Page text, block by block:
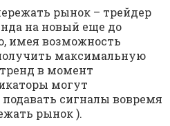
рынок – трейдер
на новый еще до
имея возможность
максимальную
в момент
могут
сигналы вовремя
рынок ).